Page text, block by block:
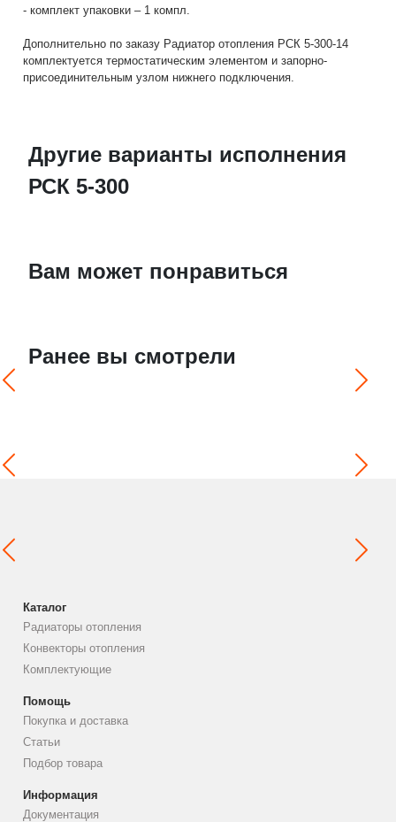
- комплект упаковки – 1 компл.
Дополнительно по заказу Радиатор отопления РСК 5-300-14
комплектуется термостатическим элементом и запорно-
присоединительным узлом нижнего подключения.
Другие варианты исполнения
РСК 5-300
Вам может понравиться
Ранее вы смотрели
Каталог
Радиаторы отопления
Конвекторы отопления
Комплектующие
Помощь
Покупка и доставка
Статьи
Подбор товара
Информация
Документация